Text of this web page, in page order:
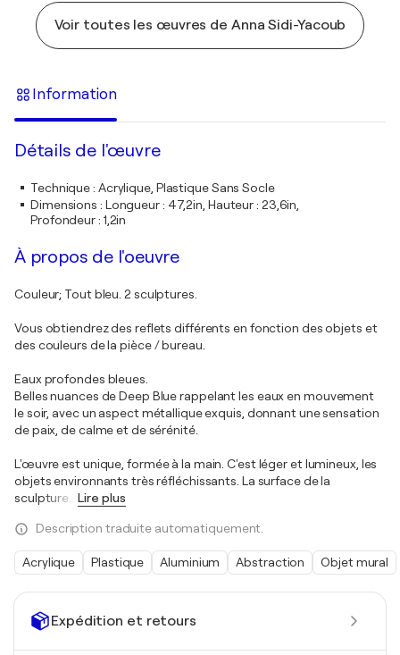
Expédition et retours
Voir toutes les œuvres de Anna Sidi-Yacoub
Information
Détails de l'œuvre
Technique: Acrylique, Plastique Sans Socle
Dimensions : Longueur : 47,2in, Hauteur : 23,6in,
Profondeur : 1,2in
À propos de l'oeuvre
Couleur; Tout bleu. 2 sculptures.
Vous obtiendrez des reflets différents en fonction des objets et
des couleurs de la pièce / bureau.
Eaux profondes bleues.
Belles nuances de Deep Blue rappelant les eaux en mouvement
le soir, avec un aspect métallique exquis, donnant une sensation
de paix, de calme et de sérénité.
L'œuvre est unique, formée à la main. C'est léger et lumineux, les
objets environnants très réfléchissants. La surface de la
sculpture
Lire plus
Description traduite automatiquement.
Acrylique Plastique Aluminium Abstraction Objet mural